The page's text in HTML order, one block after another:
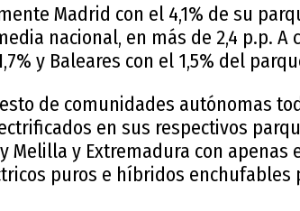
Madrid con el 4,1% de su
nacional, en más de 2,4 p.p. A
y Baleares con el 1,5% del
de comunidades autónomas
en sus respectivos
Melilla y Extremadura con apenas
puros e híbridos enchufables